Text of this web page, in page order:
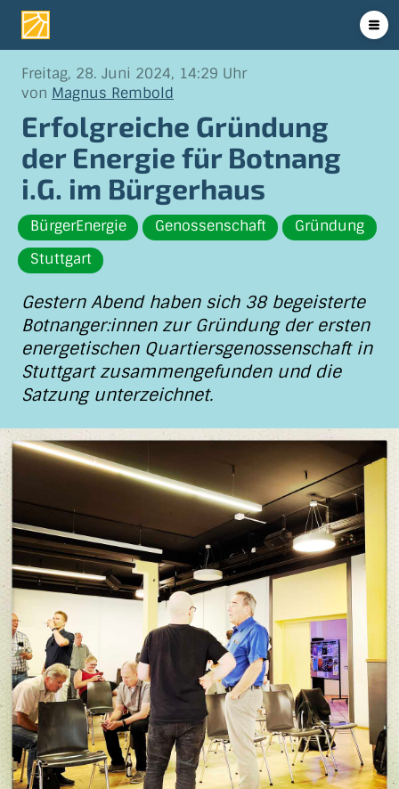
Freitag, 28. Juni 2024, 14:29 Uhr
von Magnus Rembold
Erfolgreiche Gründung
der Energie für Botnang
i.G. im Bürgerhaus
BürgerEnergie Genossenschaft
Gründung
Stuttgart
Gestern Abend haben sich 38 begeisterte
Botnanger:innen zur Gründung der ersten
energetischen Quartiersgenossenschaft in
Stuttgart zusammengefunden und die
Satzung unterzeichnet.